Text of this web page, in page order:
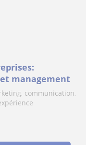
management
communication,